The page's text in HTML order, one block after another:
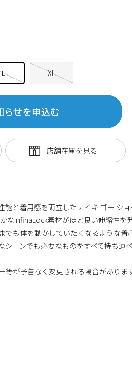
L XL
らせを申込む
能と着用感を両立したナイキ ゴー シ
なInfinaLock素材がほど良い伸縮性を
でも体を動かしていたくなるような着
ーンでも必要なものをすべて持ち運べ
が予告なく変更される場合がありま